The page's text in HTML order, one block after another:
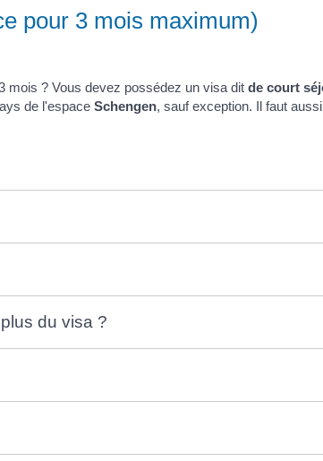
pour 3 mois maximum)
mois ? Vous devez possédez un visa ditde court
de l'espaceSchengen, sauf exception. Il faut
du visa ?